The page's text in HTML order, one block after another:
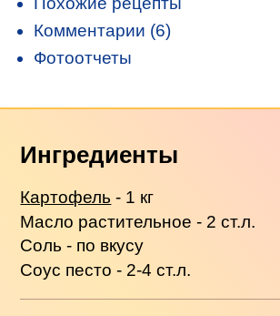
Комментарии (6)
Фотоотчеты
Ингредиенты
Картофель - 1 кг
Масло растительное - 2 ст.л.
Соль - по вкусу
Соус песто - 2-4 ст.л.